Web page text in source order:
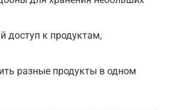
доступ к продуктам,
разные продукты в одном